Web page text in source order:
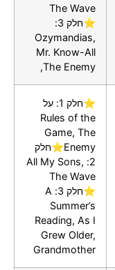
The Wave
⭐חלק 3:
Ozymandias,
Mr. Know-All
,The Enemy
⭐חלק 1: על
Rules of the
Game, The
Enemy⭐חלק
2: All My Sons,
The Wave
⭐חלק 3: A
Summer’s
Reading, As I
Grew Older,
Grandmother